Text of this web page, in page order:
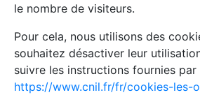
le nombre de visiteurs.
Pour cela, nous utilisons des
souhaitez désactiver leur
suivre les instructions fournies par
https://www.cnil.fr/fr/cookies-les-